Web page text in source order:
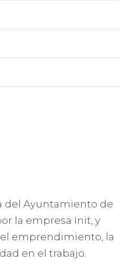
del Ayuntamiento de
la empresa Init, y
emprendimiento, la
en el trabajo.